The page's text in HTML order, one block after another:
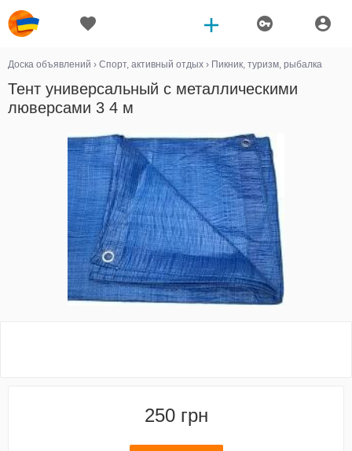
Доска объявлений › Спорт, активный отдых › Пикник, туризм, рыбалка
Тент универсальный с металлическими
люверсами 3 4 м
250 грн